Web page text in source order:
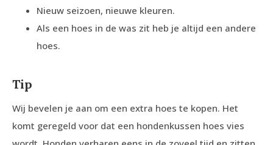
Nieuw seizoen, nieuwe kleuren.
Als een hoes in de was zit heb je altijd een andere
hoes.
Tip
Wij bevelen je aan om een extra hoes te kopen. Het
komt geregeld voor dat een hondenkussen hoes vies